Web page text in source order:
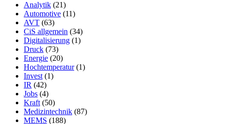
Analytik (21)
Automotive (11)
AVT (63)
CiS allgemein (34)
Digitalisierung (1)
Druck (73)
Energie (20)
Hochtemperatur(1)
Invest (1)
IR (42)
Jobs (4)
Kraft (50)
Medizintechnik (87)
MEMS (188)